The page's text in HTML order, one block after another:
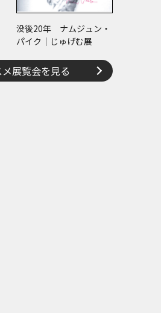
没後20年 ナムジュン・
パイク｜じゅげむ展
展覧会を見る